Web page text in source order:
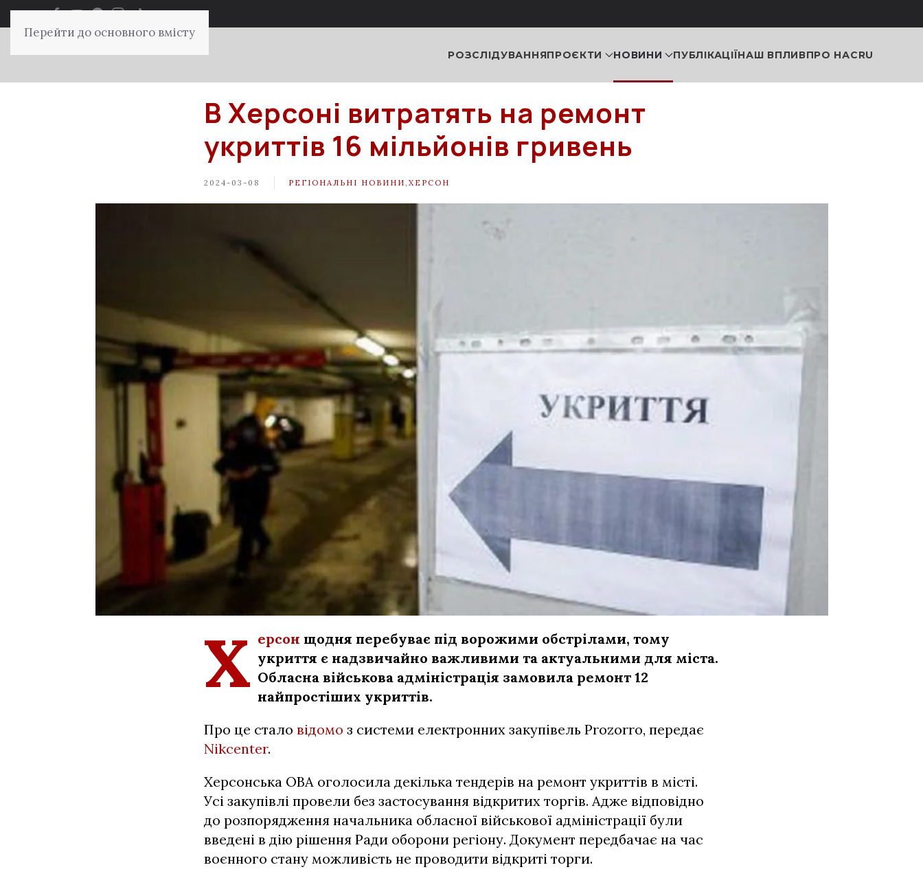
Перейти до основного вмісту
РОЗСЛІДУВАННЯПРОЄКТИ НОВИНИ ПУБЛІКАЦІЇНАШ ВПЛИВПРО НАСRU
В Херсоні витратять на ремонт
укриттів 16 мільйонів гривень
2024-03-08 РЕГІОНАЛЬНІ НОВИНИ ХЕРСОН
Х ерсон щодня перебуває під ворожими обстрілами, тому
укриття є надзвичайно важливими та актуальними для міста.
Обласна військова адміністрація замовила ремонт 12
найпростіших укриттів.
Про це стало відомо з системи електронних закупівель Prozorro, передає
Nikcenter.
Херсонська ОВА оголосила декілька тендерів на ремонт укриттів в місті.
Усі закупівлі провели без застосування відкритих торгів. Адже відповідно
до розпорядження начальника обласної військової адміністрації були
введені в дію рішення Ради оборони регіону. Документ передбачає на час
воєнного стану можливість не проводити відкриті торги.